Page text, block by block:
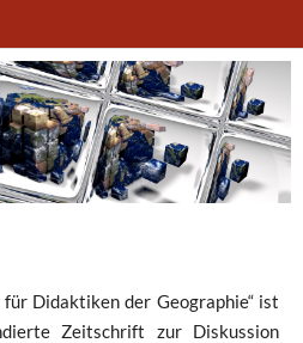
Didaktiken der Geographie“ ist
Zeitschrift zur Diskussion